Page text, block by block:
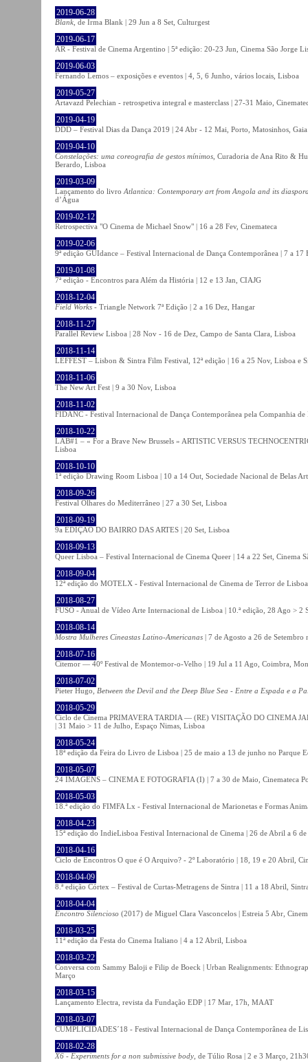
2019-06-28
Blank , de Irma Blank | 29 Jun a 8 Set, Culturgest
2019-06-17
AR - Festival de Cinema Argentino | 5ª edição: 20-23 Jun, Cinema São Jorge
2019-06-03
Fernando Lemos – exposições e eventos | 4, 5, 6 Junho, vários locais, Lisboa
2019-05-27
Artavazd Pelechian - retrospetiva integral e masterclass | 27-31 Maio,
2019-04-19
DDD – Festival Dias da Dança 2019 | 24 Abr - 12 Mai, Porto, Matosinhos, Gaia
2019-04-10
Constelações: uma coreografia de gestos mínimos , Curadoria de Ana Rito &
Berardo, Lisboa
2019-03-09
Lançamento do livro Atlantica: Contemporary art from Angola and its
d’Água
2019-02-12
Retrospectiva "O Cinema de Michael Snow" | 16 a 28 Fev, Cinemateca
2019-02-06
9ª edição GUIdance – Festival Internacional de Dança Contemporânea | 7 a 17
2019-01-08
7ª edição - Encontros para Além da História | 12 e 13 Jan, CIAJG
2018-12-04
Field Works - Triangle Network 7ª Edição | 2 a 16 Dez, Hangar
2018-11-27
Parallel Review Lisboa | 28 Nov - 16 de Dez, Campo de Santa Clara, Lisboa
2018-11-14
LEFFEST – Lisbon & Sintra Film Festival, 12ª edição | 16 a 25 Nov, Lisboa e
2018-11-06
The New Art Fest | 9 a 30 Nov, Lisboa
2018-11-02
FIDANC - Festival Internacional de Dança Contemporânea pela Companhia
2018-10-22
LAB#1 – « For a Brave New Brussels » ARTISTIC VERSUS
Lisboa
2018-10-10
1ª edição Drawing Room Lisboa | 10 a 14 Out, Sociedade Nacional de Belas
2018-09-26
Festival Olhares do Mediterrâneo | 27 a 30 Set, Lisboa
2018-09-19
9a EDIÇÃO DO BAIRRO DAS ARTES | 20 Set, Lisboa
2018-09-13
Queer Lisboa – Festival Internacional de Cinema Queer | 14 a 22 Set, Cinema
2018-09-04
12ª edição do MOTELX - Festival Internacional de Cinema de Terror de
2018-08-27
FUSO - Anual de Vídeo Arte Internacional de Lisboa | 10.ª edição, 28 Ago > 2
2018-08-14
Mostra Mulheres Cineastas Latino-Americanas | 7 de Agosto a 26 de Setembro
2018-07-16
Citemor — 40º Festival de Montemor-o-Velho | 19 Jul a 11 Ago, Coimbra,
2018-07-02
Pieter Hugo, Between the Devil and the Deep Blue Sea - Entre a Espada e a
2018-05-29
Ciclo de Cinema PRIMAVERA TARDIA — (RE) VISITAÇÃO DO CINEMA
| 31 Maio > 11 de Julho, Espaço Nimas, Lisboa
2018-05-24
18ª edição da Feira do Livro de Lisboa | 25 de maio a 13 de junho no Parque
2018-05-07
24 IMAGENS – CINEMA E FOTOGRAFIA (I) | 7 a 30 de Maio, Cinemateca
2018-05-03
18.ª edição do FIMFA Lx - Festival Internacional de Marionetas e Formas
2018-04-23
15ª edição do IndieLisboa Festival Internacional de Cinema | 26 de Abril a 6
2018-04-16
Ciclo de Encontros O que é O Arquivo? - 2º Laboratório | 18, 19 e 20 Abril,
2018-04-09
8.ª edição Córtex – Festival de Curtas-Metragens de Sintra | 11 a 18 Abril,
2018-04-04
Encontro Silencioso (2017) de Miguel Clara Vasconcelos | Estreia 5 Abr,
2018-03-25
11ª edição da Festa do Cinema Italiano | 4 a 12 Abril, Lisboa
2018-03-22
Conversa com Sammy Baloji e Filip de Boeck | Urban Realignments:
Março
2018-03-15
Lançamento Electra, revista da Fundação EDP | 17 Mar, 17h, MAAT
2018-03-07
CUMPLICIDADES´18 - Festival Internacional de Dança Contemporânea de
2018-02-28
X6 - Experiments for a non submissive body , de Túlio Rosa | 2 e 3 Março,